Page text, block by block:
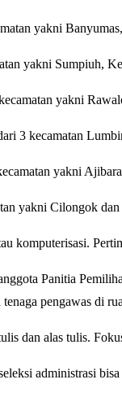
yakni
yakni Sumpiuh,
yakni
3 kecamatan
yakni
yakni Cilongok
komputerisasi.
Panitia
pengawas di
dan alas tulis.
administrasi